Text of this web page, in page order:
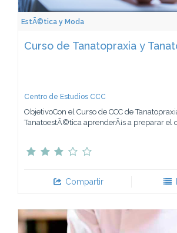
EstÃ©tica y Moda
Curso de Tanatopraxia y
Centro de Estudios CCC
ObjetivoCon el Curso de CCC de
TanatoestÃ©tica aprenderÃ¡s a preparar el
Compartir